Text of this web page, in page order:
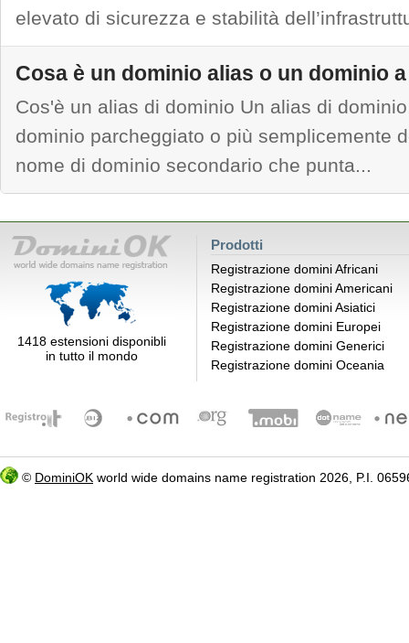
elevato di sicurezza e stabilità
Cosa è un dominio alias o un dominio
Cos'è un alias di dominio Un alias di
dominio parcheggiato o più semplicemente
nome di dominio secondario che punta...
1418 estensioni disponibli
in tutto il mondo
Prodotti
Registrazione domini Africani
Registrazione domini Americani
Registrazione domini Asiatici
Registrazione domini Europei
Registrazione domini Generici
Registrazione domini Oceania
© DominiOK world wide domains name registration 2026, P.I.